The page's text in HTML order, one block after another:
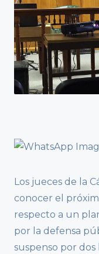
Los jueces de la
conocer el
respecto a un
por la defensa
suspenso por